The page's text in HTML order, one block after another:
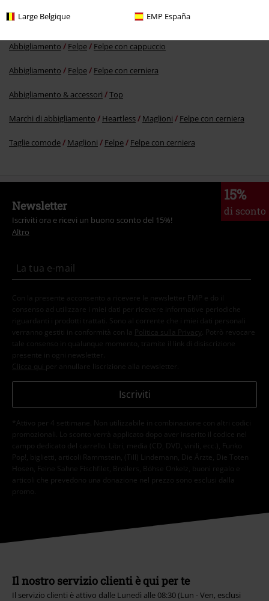
Large Belgique EMP España
Abbigliamento Felpe Felpe con cappuccio
Abbigliamento Felpe Felpe con cerniera
Abbigliamento & accessori Top
Marchi di abbigliamento Heartless Maglioni Felpe con cerniera
Taglie comode Maglioni Felpe Felpe con cerniera
15%
di sconto
Newsletter
Iscriviti ora e ricevi un buono sconto del 15%!
Altro
Con la presente acconsento a ricevere le newsletter EMP e do il
consenso ad utilizzare i miei dati per ricevere informative periodiche
riguardanti i prodotti trattati. Sono al corrente che i miei dati personali
verranno gestiti in conformità con la
Politica sulla Privacy
. Potrò revocare
tale consenso in qualunque momento, tramite il link di disiscrizione
presente in ogni newsletter.
Clicca qui per annullare liscrizione alla newsletter.
Iscriviti
*Attivo per 4 settimane. Non utilizzabile in combinazione con altri codici
promozionali. Lo sconto verrà applicato dopo aver inserito il codice nel
campo dedicato del carrello. Libri, media (CD, DVD, vinili, ecc.), Funko
Pop!, biglietti, articoli Rammstein, (Till) Lindemann, Die Ärzte, Die Toten
Hosen, Feine Sahne Fischfilet, Broilers, Böhse Onkelz, buoni regalo e
articoli che prevedono una donazione nel prezzo sono esclusi dalla
promo.
Il nostro servizio clienti è qui per te
Il servizio clienti è attivo dalle Lunedì alle 08:30 (Lun - Ven, esclusi